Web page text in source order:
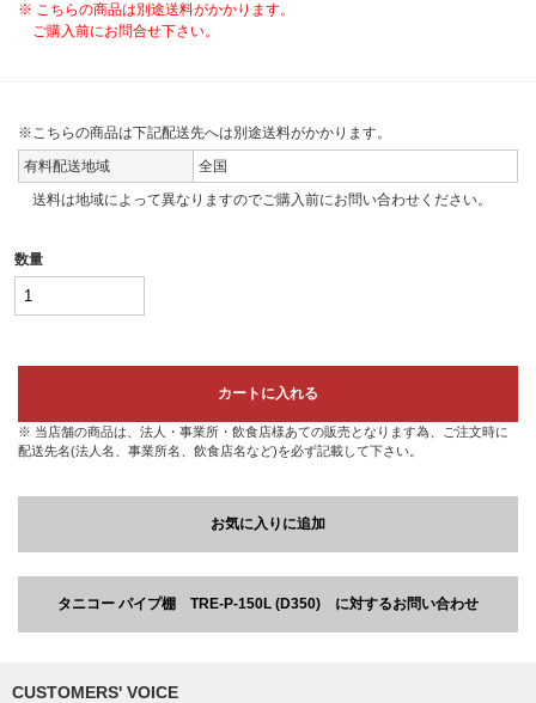
※ こちらの商品は別途送料がかかります。
ご購入前にお問合せ下さい。
※こちらの商品は下記配送先へは別途送料がかかります。
有料配送地域
全国
送料は地域によって異なりますのでご購入前にお問い合わせください。
数量
カートに入れる
※ 当店舗の商品は、法人・事業所・飲食店様あての販売となります為、ご注文時に
配送先名(法人名、事業所名、飲食店名など)を必ず記載して下さい。
お気に入りに追加
タニコー パイプ棚 TRE-P-150L (D350) に対するお問い合わせ
CUSTOMERS' VOICE